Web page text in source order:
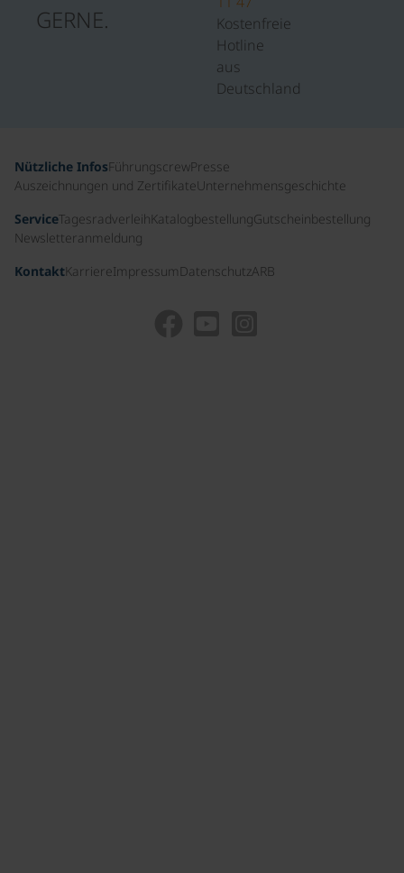
GERNE.
Kostenfreie
Hotline
aus
Deutschland
Nützliche InfosFührungscrewPresse
Auszeichnungen und ZertifikateUnternehmensgeschichte
ServiceTagesradverleihKatalogbestellungGutscheinbestellung
Newsletteranmeldung
KontaktKarriereImpressum DatenschutzARB